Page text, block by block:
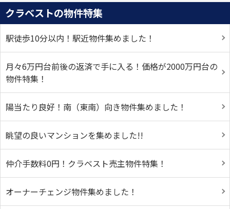
クラベストの物件特集
駅徒歩10分以内！駅近物件集めました！
月々6万円台前後の返済で手に入る！価格が2000万円台の
物件特集！
陽当たり良好！南（東南）向き物件集めました！
眺望の良いマンションを集めました!!
仲介手数料0円！クラベスト売主物件特集！
オーナーチェンジ物件集めました！